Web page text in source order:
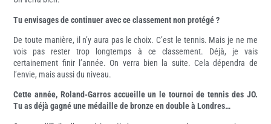
Tu envisages de continuer avec ce classement non protégé ?
De toute manière, il n’y aura pas le choix. C’est le tennis. Mais je ne me
vois pas rester trop longtemps à ce classement. Déjà, je vais
certainement finir l’année. On verra bien la suite. Cela dépendra de
l’envie, mais aussi du niveau.
Cette année, Roland-Garros accueille un le tournoi de tennis des JO.
Tu as déjà gagné une médaille de bronze en double à Londres…